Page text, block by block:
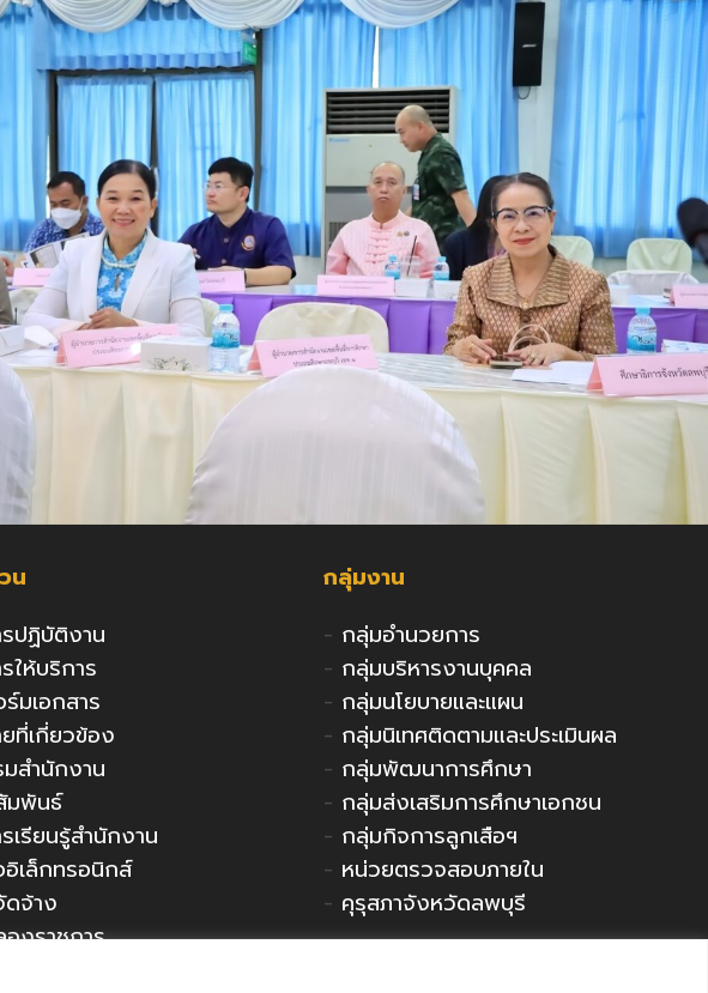
น
ปฏิบัติงาน
ให้บริการ
มเอกสาร
ที่เกี่ยวข้อง
สำนักงาน
มพันธ์
เรียนรู้สำนักงาน
เล็กทรอนิกส์
จ้าง
งราชการ
กลุ่มงาน
- กลุ่มอำนวยการ
- กลุ่มบริหารงานบุคคล
- กลุ่มนโยบายและแผน
- กลุ่มนิเทศติดตามและประเมินผล
- กลุ่มพัฒนาการศึกษา
- กลุ่มส่งเสริมการศึกษาเอกชน
- กลุ่มกิจการลูกเสือฯ
- หน่วยตรวจสอบภายใน
- คุรุสภาจังหวัดลพบุรี